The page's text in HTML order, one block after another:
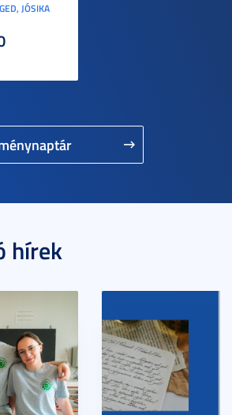
JÓSIKA
hírek